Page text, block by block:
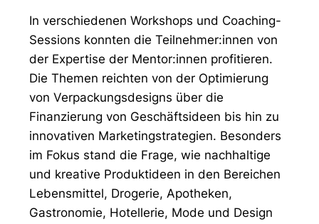
In verschiedenen Workshops und Coaching-
Sessions konnten die Teilnehmer:innen von
der Expertise der Mentor:innen profitieren.
Die Themen reichten von der Optimierung
von Verpackungsdesigns über die
Finanzierung von Geschäftsideen bis hin zu
innovativen Marketingstrategien. Besonders
im Fokus stand die Frage, wie nachhaltige
und kreative Produktideen in den Bereichen
Lebensmittel, Drogerie, Apotheken,
Gastronomie, Hotellerie, Mode und Design